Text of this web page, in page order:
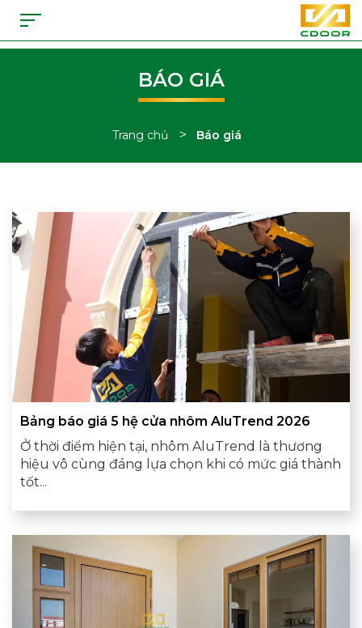
BÁO GIÁ
Trang chủ > Báo giá
Bảng báo giá 5 hệ cửa nhôm AluTrend 2026
Ở thời điểm hiện tại, nhôm AluTrend là thương
hiệu vô cùng đáng lựa chọn khi có mức giá thành
tốt...